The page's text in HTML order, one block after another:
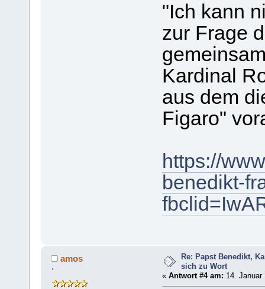
"Ich kann
zur Frage
Kardinal
aus dem
Figaro"
https://
benedikt-
amos
'
Re: Papst Benedikt,
sich zu Wort
« Antwort #4 am: 14. Januar